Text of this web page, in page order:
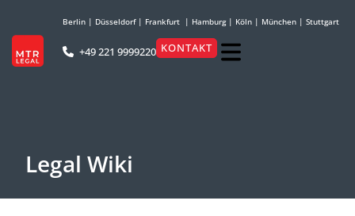
Berlin | Düsseldorf| Frankfurt | Hamburg| Köln | München | Stuttgart
+49 221 9999220 KONTAKT
Legal Wiki